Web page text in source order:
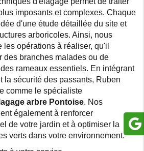
imposants et complexes. Chaque
d'une étude détaillée du site et
arboricoles. Ainsi, nous
opérations à réaliser, qu'il
des branches malades ou de
rameaux essentiels. En intégrant
la sécurité des passants, Ruben
comme le spécialiste
arbre Pontoise. Nos
également à renforcer
de votre jardin et à optimiser la
verts dans votre environnement.